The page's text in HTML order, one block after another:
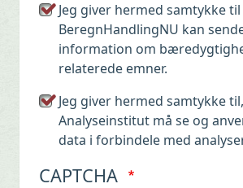
Jeg giver hermed samtykke
BeregnHandlingNU kan
information om
relaterede emner.
Jeg giver hermed samtykke
Analyseinstitut må se og
data i forbindele med
CAPTCHA